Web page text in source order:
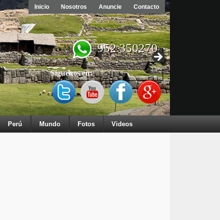
Inicio Nosotros Anuncie Contacto
952 350270
Síguenos en:
Perú Mundo Fotos Videos